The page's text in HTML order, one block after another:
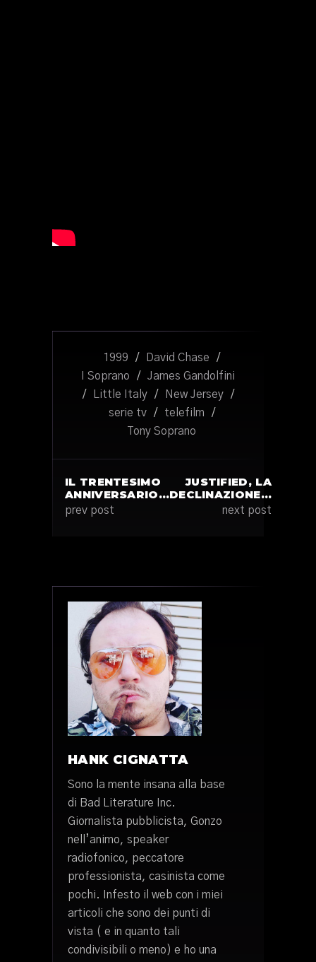
1999 / David Chase
/
I Soprano
/
James Gandolfini
/
Little Italy / New Jersey
/
serie tv
/ telefilm
/
Tony Soprano
IL TRENTESIMO
ANNIVERSARIO…
prev post
JUSTIFIED, LA
DECLINAZIONE…
next post
HANK CIGNATTA
Sono la mente insana alla base
di Bad Literature Inc.
Giornalista pubblicista, Gonzo
nell’animo, speaker
radiofonico, peccatore
professionista, casinista come
pochi. Infesto il web con i miei
articoli che sono dei punti di
vista ( e in quanto tali
condivisibili o meno) e ho una